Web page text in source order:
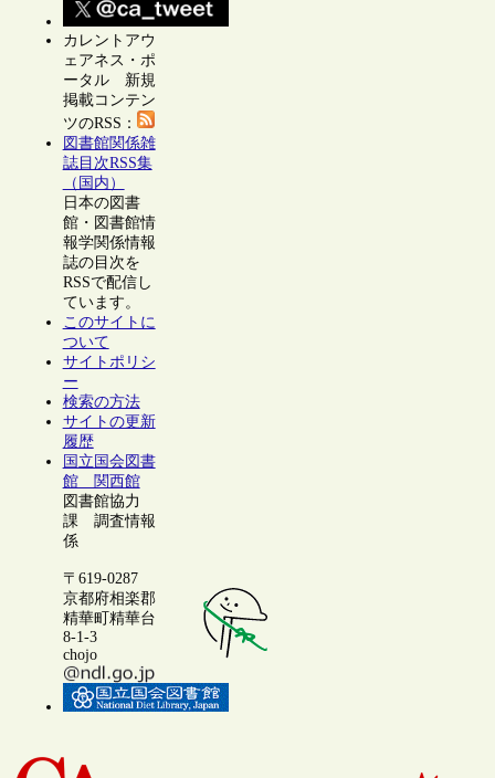
カレントアウ
ェアネス・ポ
ータル 新規
掲載コンテン
ツのRSS：
図書館関係雑
誌目次RSS集
（国内）
日本の図書
館・図書館情
報学関係情報
誌の目次を
RSSで配信し
ています。
このサイトに
ついて
サイトポリシ
ー
検索の方法
サイトの更新
履歴
国立国会図書
館 関西館
図書館協力
課 調査情報
係
〒619-0287
京都府相楽郡
精華町精華台
8-1-3
chojo